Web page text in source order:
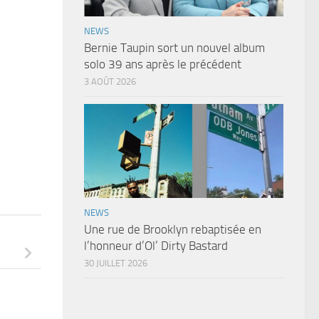
NEWS
Bernie Taupin sort un nouvel album
solo 39 ans après le précédent
3 AOÛT 2026
NEWS
Une rue de Brooklyn rebaptisée en
l’honneur d’Ol’ Dirty Bastard
30 JUILLET 2026